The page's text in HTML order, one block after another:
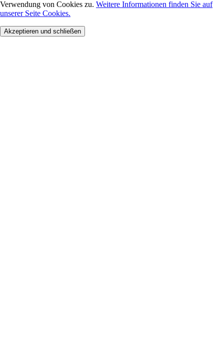
Verwendung von Cookies zu. Weitere Informationen finden Sie auf
unserer Seite Cookies.
Akzeptieren und schließen